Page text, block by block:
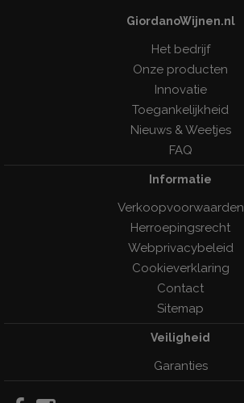
GiordanoWijnen.nl
Het bedrijf
Onze producten
Innovatie
Toegankelijkheid
Nieuws & Weetjes
FAQ
Informatie
Verkoopvoorwaarden
Herroepingsrecht
Webprivacybeleid
Cookieverklaring
Contact
Sitemap
Veiligheid
Garanties